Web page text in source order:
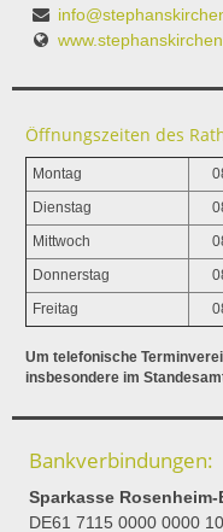
Öffnungszeiten des
Montag
Dienstag
Mittwoch
Donnerstag
Freitag
Um telefonische
insbesondere im
Bankverbindungen:
Sparkasse
DE61 7115 0000 0000